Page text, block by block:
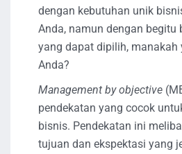
dengan kebutuhan unik
Anda, namun dengan begitu
yang dapat dipilih, manakah
Anda?
Management by objective
pendekatan yang cocok
bisnis. Pendekatan ini
tujuan dan ekspektasi yang